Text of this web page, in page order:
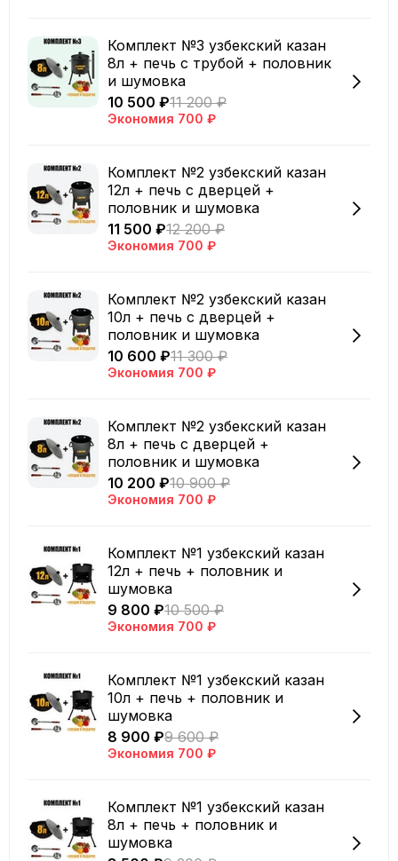
Комплект №3 узбекский казан
8л + печь с трубой + половник
и шумовка
10 500 ₽11 200 ₽
Экономия 700 ₽
Комплект №2 узбекский казан
12л + печь с дверцей +
половник и шумовка
11 500 ₽12 200 ₽
Экономия 700 ₽
Комплект №2 узбекский казан
10л + печь с дверцей +
половник и шумовка
10 600 ₽11 300 ₽
Экономия 700 ₽
Комплект №2 узбекский казан
8л + печь с дверцей +
половник и шумовка
10 200 ₽10 900 ₽
Экономия 700 ₽
Комплект №1 узбекский казан
12л + печь + половник и
шумовка
9 800 ₽10 500 ₽
Экономия 700 ₽
Комплект №1 узбекский казан
10л + печь + половник и
шумовка
8 900 ₽9 600 ₽
Экономия 700 ₽
Комплект №1 узбекский казан
8л + печь + половник и
шумовка